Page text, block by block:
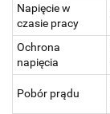
Napięcie w
czasie pracy
Ochrona
napięcia
Pobór prądu